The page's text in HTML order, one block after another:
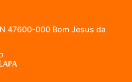
47600-000 Bom Jesus da